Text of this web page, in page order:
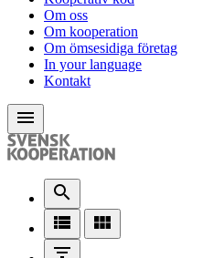
Om oss
Om kooperation
Om ömsesidiga företag
In your language
Kontakt
menu
search
view_list
view_module
filter_list